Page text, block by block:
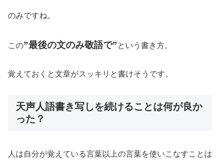
のみですね。
この”最後の文のみ敬語で” という書き方。
覚えておくと文章がスッキリと書けそうです。
天声人語書き写しを続けることは何が良か
った？
人は自分が覚えている言葉以上の言葉を使いこなすことは